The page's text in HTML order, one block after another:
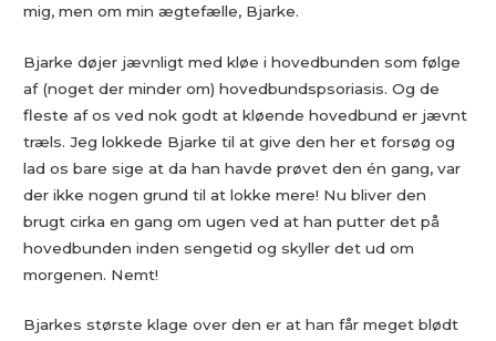
mig, men om min ægtefælle, Bjarke.
Bjarke døjer jævnligt med kløe i hovedbunden som følge
af (noget der minder om) hovedbundspsoriasis. Og de
fleste af os ved nok godt at kløende hovedbund er jævnt
træls. Jeg lokkede Bjarke til at give den her et forsøg og
lad os bare sige at da han havde prøvet den én gang, var
der ikke nogen grund til at lokke mere! Nu bliver den
brugt cirka en gang om ugen ved at han putter det på
hovedbunden inden sengetid og skyller det ud om
morgenen. Nemt!
Bjarkes største klage over den er at han får meget blødt